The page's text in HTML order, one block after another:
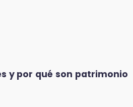
y por qué son patrimonio